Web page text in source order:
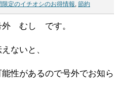
限定のイチオシのお得情報, 節約
むし です。
ないと、
性があるので号外でお知ら